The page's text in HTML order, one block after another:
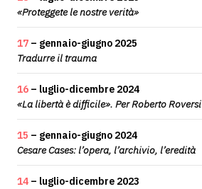
«Proteggete le nostre verità»
17 – gennaio-giugno 2025
Tradurre il trauma
16 – luglio-dicembre 2024
«La libertà è difficile». Per Roberto Roversi
15 – gennaio-giugno 2024
Cesare Cases: l’opera, l’archivio, l’eredità
14 – luglio-dicembre 2023